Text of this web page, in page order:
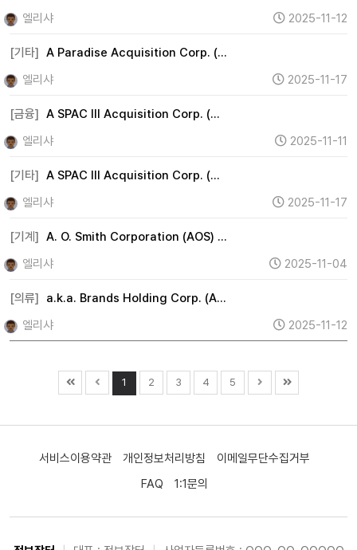
엘리샤
2025-11-12
[기타] A Paradise Acquisition Corp. (…
엘리샤
2025-11-17
[금융] A SPAC III Acquisition Corp. (…
엘리샤
2025-11-11
[기타] A SPAC III Acquisition Corp. (…
엘리샤
2025-11-17
[기계] A. O. Smith Corporation (AOS) …
엘리샤
2025-11-04
[의류]
a.k.a. Brands Holding Corp. (A…
엘리샤
2025-11-12
1 2 3 4 5
서비스이용약관 개인정보처리방침
이메일무단수집거부
FAQ
1:1문의